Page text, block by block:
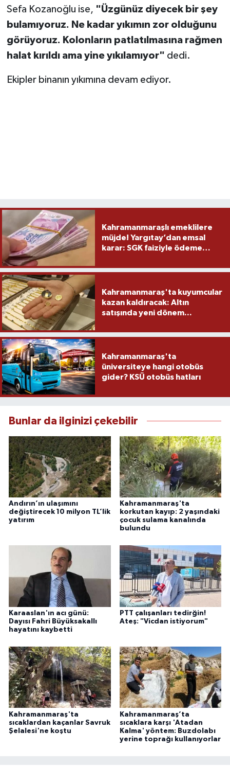
Sefa Kozanoğlu ise, "Üzgünüz diyecek bir şey
bulamıyoruz. Ne kadar yıkımın zor olduğunu
görüyoruz. Kolonların patlatılmasına rağmen
halat kırıldı ama yine yıkılamıyor" dedi.
Ekipler binanın yıkımına devam ediyor.
Kahramanmaraşlı emeklilere
müjde! Yargıtay’dan emsal
karar: SGK faiziyle ödeme
Kahramanmaraş'ta kuyumcular
kazan kaldıracak: Altın
satışında yeni dönem...
Kahramanmaraş'ta
üniversiteye hangi otobüs
gider? KSÜ otobüs hatları
Bunlar da ilginizi çekebilir
Andırın’ın ulaşımını
değiştirecek 10 milyon TL’lik
yatırım
Kahramanmaraş'ta
korkutan kayıp: 2 yaşındaki
çocuk sulama kanalında
bulundu
Karaaslan'ın acı günü:
Dayısı Fahri Büyüksakallı
hayatını kaybetti
PTT çalışanları tedirğin!
Ateş: "Vicdan istiyorum"
Kahramanmaraş'ta
sıcaklardan kaçanlar Savruk
Şelalesi'ne koştu
Kahramanmaraş’ta
sıcaklara karşı 'Atadan
Kalma' yöntem: Buzdolabı
yerine toprağı kullanıyorlar